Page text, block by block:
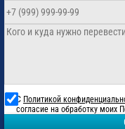
С Политикой
согласие на обработку моих